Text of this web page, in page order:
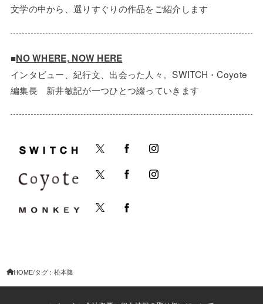
文学の中から、選りすぐりの作品をご紹介します
■NO WHERE, NOW HERE
インタビュー、紀行文、出会った人々。SWITCH・Coyote
編集長 新井敏記が一つひとつ綴っていきます
HOME タグ : 松本隆